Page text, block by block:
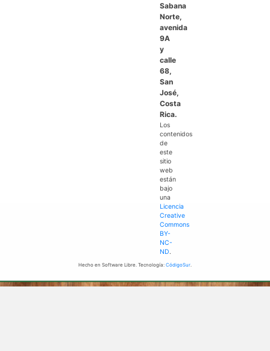
Sabana
Norte,
avenida
9A
y
calle
68,
San
José,
Costa
Rica.
Los
contenidos
de
este
sitio
web
están
bajo
una
Licencia
Creative
Commons
BY-
NC-
ND.
Hecho en Software Libre. Tecnología: CódigoSur